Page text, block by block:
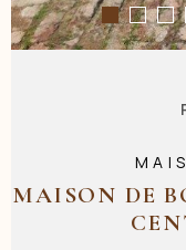
MAISON DE